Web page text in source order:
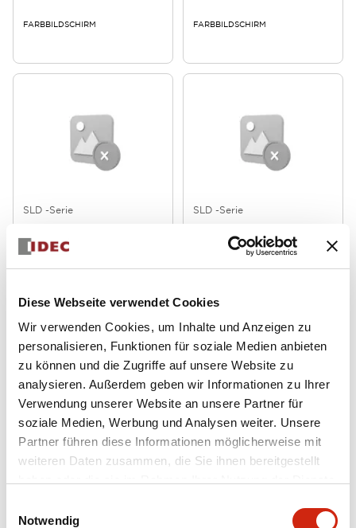
Diese Webseite verwendet Cookies
Wir verwenden Cookies, um Inhalte und Anzeigen zu
personalisieren, Funktionen für soziale Medien anbieten
zu können und die Zugriffe auf unsere Website zu
analysieren. Außerdem geben wir Informationen zu Ihrer
Verwendung unserer Website an unsere Partner für
soziale Medien, Werbung und Analysen weiter. Unsere
Partner führen diese Informationen möglicherweise mit
weiteren Daten zusammen, die Sie ihnen bereitgestellt
Notwendig
FARBBILDSCHIRM FARBBILDSCHIRM
SLD -Serie
FARBBILDSCHIRM
SLD -Serie
FARBBILDSCHIRM